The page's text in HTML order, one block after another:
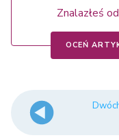
Znalazłeś
OCEŃ